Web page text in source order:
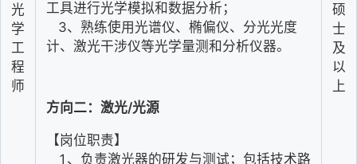
光
学
工
程
师
工具进行光学模拟和数据分析；
计、激光干涉仪等光学量测和分析仪器。
方向二：激光/光源
【岗位职责】
硕
士
及
以
上